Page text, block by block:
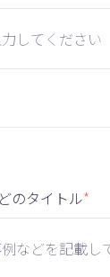
のタイトル*